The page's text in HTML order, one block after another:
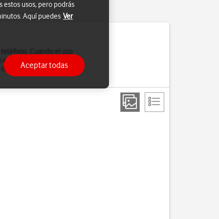
teléfono.
necesitasel código PUK
estos usos, pero podrás
Aquí puedes Ver
Aceptar todas